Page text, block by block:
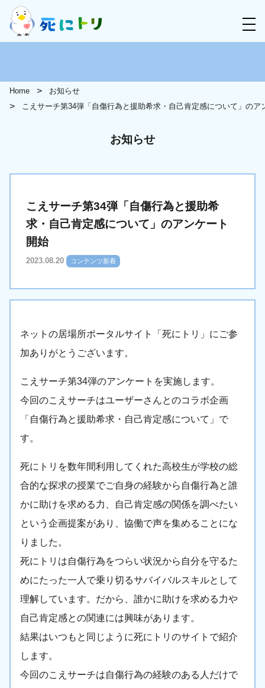
Home
お知らせ
こえサーチ第34弾「自傷行為と援助希求・自己肯定感について」のア
お知らせ
こえサーチ第34弾「自傷行為と援助希
求・自己肯定感について」のアンケート
開始
2023.08.20 コンテンツ新着
ネットの居場所ポータルサイト「死にトリ」にご参
加ありがとうございます。
こえサーチ第34弾のアンケートを実施します。
今回のこえサーチはユーザーさんとのコラボ企画
「自傷行為と援助希求・自己肯定感について」で
す。
死にトリを数年間利用してくれた高校生が学校の総
合的な探求の授業でご自身の経験から自傷行為と誰
かに助けを求める力、自己肯定感の関係を調べたい
という企画提案があり、協働で声を集めることにな
りました。
死にトリは自傷行為をつらい状況から自分を守るた
めにたった一人で乗り切るサバイバルスキルとして
理解しています。だから、誰かに助けを求める力や
自己肯定感との関連には興味があります。
結果はいつもと同じように死にトリのサイトで紹介
します。
今回のこえサーチは自傷行為の経験のある人だけで